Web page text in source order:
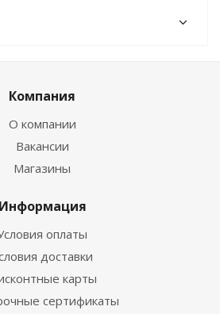
Компания
О компании
Вакансии
Магазины
Информация
оплаты
доставки
карты
сертификаты